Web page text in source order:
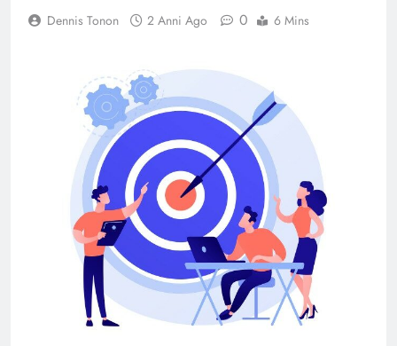
Dennis Tonon 2 Anni Ago 0 6 Mins